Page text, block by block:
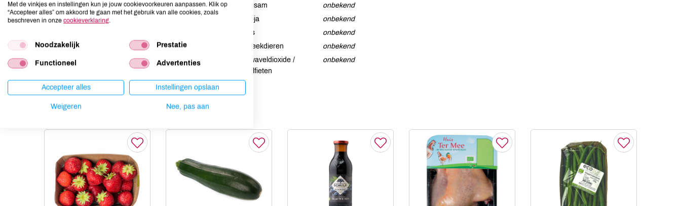
Gluten
onbekend
Lactose
Mosterd
onbekend
Noten
onbekend
Sesam
onbekend
Soja
onbekend
Vis
onbekend
Weekdieren
onbekend
Zwaveldioxide /
sulfieten
onbekend
Anderen kochten ook
Met de vinkjes en instellingen kun je jouw cookievoorkeuren aanpassen. Klik op
“Accepteer alles” om akkoord te gaan met het gebruik van alle cookies, zoals
beschreven in onze cookieverklaring.
Noodzakelijk Prestatie
Functioneel Advertenties
Accepteer alles Instellingen opslaan
Weigeren Nee, pas aan